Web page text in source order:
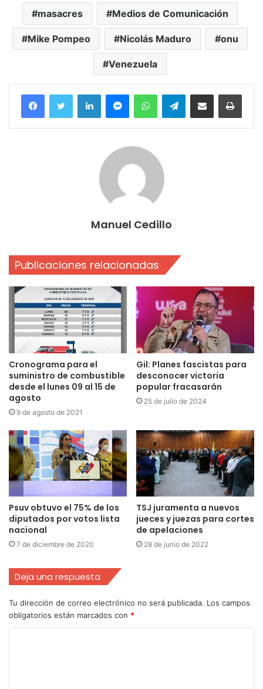
masacres Medios de Comunicación
Mike Pompeo Nicolás Maduro onu
Venezuela
FacebookTwitter LinkedInMessengerWhatsAppTelegramCompartir por correo electrónico
Manuel Cedillo
Publicaciones relacionadas
Cronograma para el
suministro de combustible
desde el lunes 09 al 15 de
agosto
9 de agosto de 2021
Gil: Planes fascistas para
desconocer victoria
popular fracasarán
25 de julio de 2024
Psuv obtuvo el 75% de los
diputados por votos lista
nacional
7 de diciembre de 2020
TSJ juramenta a nuevos
jueces y juezas para cortes
de apelaciones
28 de junio de 2022
Deja una respuesta
Tu dirección de correo electrónico no será publicada. Los campos
obligatorios están marcados con *